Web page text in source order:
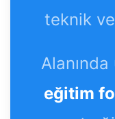
teknik
Alanında
eğitim